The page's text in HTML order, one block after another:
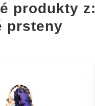
produkty z:
prsteny